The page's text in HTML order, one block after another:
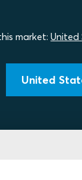
market: United
United